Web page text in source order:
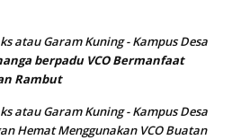
atau Garam Kuning - Kampus Desa
berpadu VCOBermanfaat
Rambut
atau Garam Kuning - Kampus Desa
Hemat Menggunakan VCO Buatan